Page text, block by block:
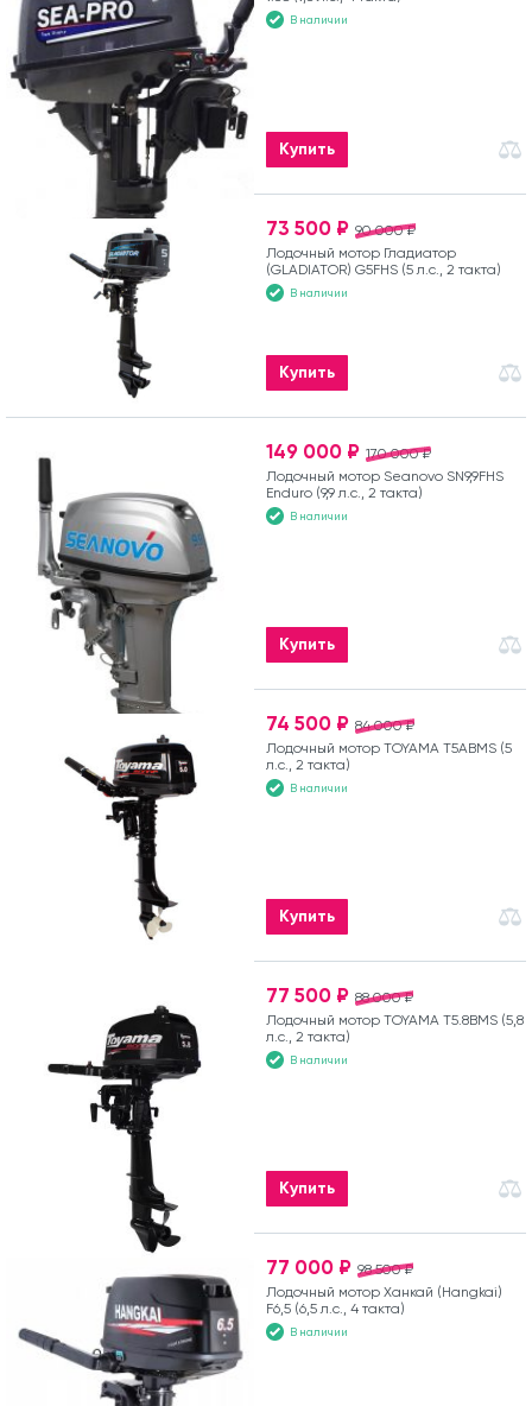
В наличии
Купить
90 000 ₽
73 500 ₽
Лодочный мотор Гладиатор
(GLADIATOR) G5FHS (5 л.с., 2 такта)
В наличии
Купить
170 000 ₽
149 000 ₽
Лодочный мотор Seanovo SN9,9FHS
Enduro (9,9 л.с., 2 такта)
В наличии
Купить
84 000 ₽
74 500 ₽
Лодочный мотор TOYAMA T5ABMS (5
л.с., 2 такта)
В наличии
Купить
88 000 ₽
77 500 ₽
Лодочный мотор TOYAMA T5.8BMS (5,8
л.с., 2 такта)
В наличии
Купить
98 500 ₽
77 000 ₽
Лодочный мотор Ханкай (Hangkai)
F6,5 (6,5 л.с., 4 такта)
В наличии